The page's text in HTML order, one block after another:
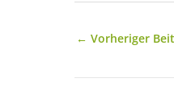
← Vorheriger